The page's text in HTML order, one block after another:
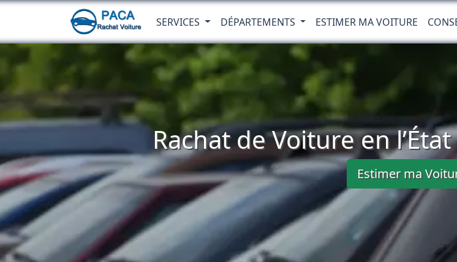
SERVICES DÉPARTEMENTS ESTIMER MA VOITURE
Rachat de Voiture en
Estimer ma